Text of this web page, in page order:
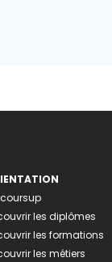
les diplômes
les formations
les métiers